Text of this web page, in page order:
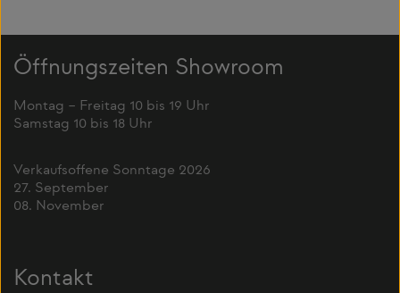
Öffnungszeiten Showroom
Montag – Freitag 10 bis 19 Uhr
Samstag 10 bis 18 Uhr
Verkaufsoffene Sonntage 2026
27. September
08. November
Kontakt